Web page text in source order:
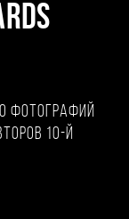
фотографий
10-й